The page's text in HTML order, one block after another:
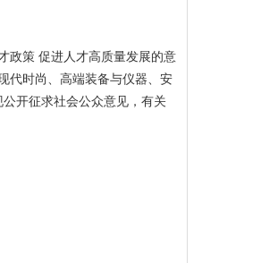
政策 促进人才高质量发展的意
代时尚、高端装备与仪器、安
开征求社会公众意见，有关